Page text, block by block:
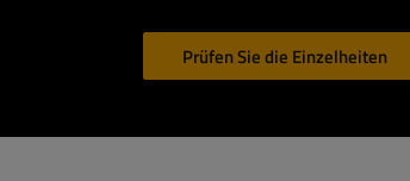
Prüfen Sie die Einzelheiten